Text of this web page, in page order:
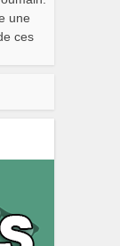
une
ces